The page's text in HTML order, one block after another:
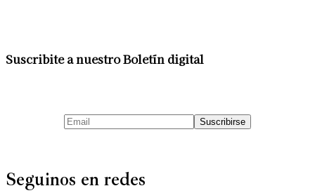
Suscribite a nuestro Boletín digital
Seguinos en redes